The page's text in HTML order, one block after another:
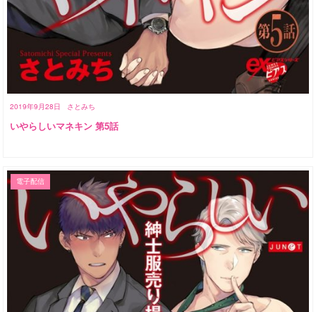
2019年9月28日 さとみち
いやらしいマネキン 第5話
電子配信